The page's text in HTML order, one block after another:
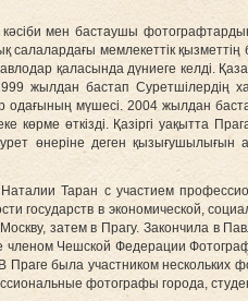
мен бастаушы
салалардағы мемлекеттік
қаласында дүниеге келді.
жылдан бастап Суретшілердің
мүшесі. 2004 жылдан
өткізді. Қазіргі уақытта
өнеріне деген қызығушылығын
Таран с участием
государств в экономической,
затем в Прагу. Закончила в
Чешской Федерации
была участником
фотографы города,